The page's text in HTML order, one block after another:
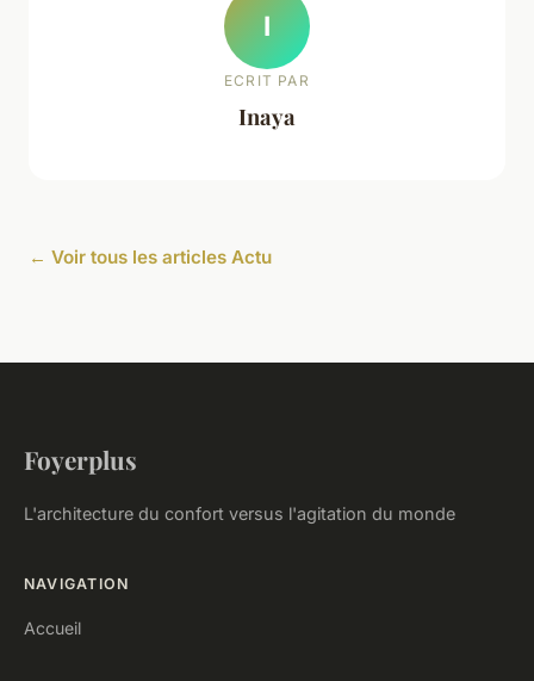
I
ECRIT PAR
Inaya
← Voir tous les articles Actu
Foyerplus
L'architecture du confort versus l'agitation du monde
NAVIGATION
Accueil